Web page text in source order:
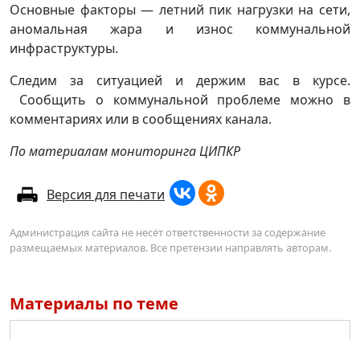
Основные факторы — летний пик нагрузки на сети,
аномальная жара и износ коммунальной
инфраструктуры.
Следим за ситуацией и держим вас в курсе.
Сообщить о коммунальной проблеме можно в
комментариях или в сообщениях канала.
По материалам мониторинга ЦИПКР
Версия для печати
Администрация сайта не несёт ответственности за содержание
размещаемых материалов. Все претензии направлять авторам.
Материалы по теме